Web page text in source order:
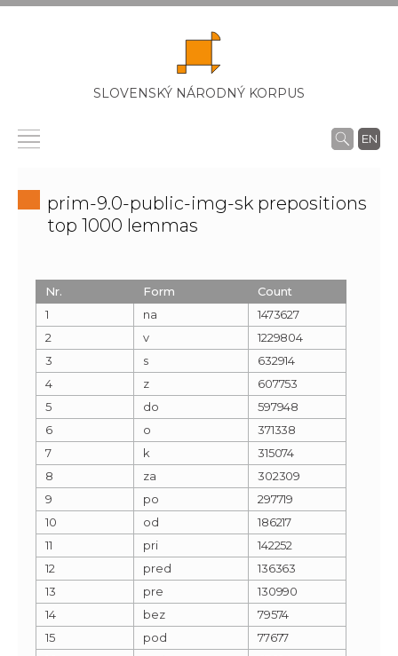
SLOVENSKÝ NÁRODNÝ KORPUS
EN
prim-9.0-public-img-sk prepositions
top 1000 lemmas
Nr. Form
Count
1
na
1473627
2
v
1229804
3
s
632914
4
z
607753
5
do
597948
6
o
371338
7
k
315074
8
za
302309
9
po
297719
10
od
186217
11
pri
142252
12
pred
136363
13
pre
130990
14
bez
79574
15
pod
77677